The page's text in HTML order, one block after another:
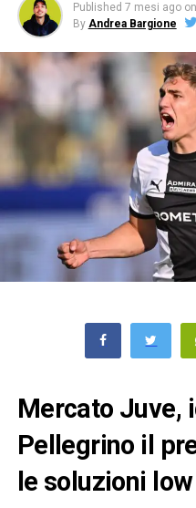
Published 7 mesi ago on
By Andrea Bargione
Mercato Juve,
Pellegrino il
le soluzioni